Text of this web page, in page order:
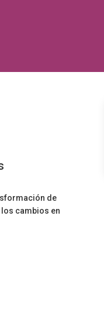
de
cambios en